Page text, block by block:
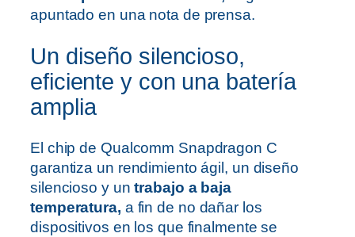
apuntado en una nota de prensa.
Un diseño silencioso,
eficiente y con una batería
amplia
El chip de Qualcomm Snapdragon C
garantiza un rendimiento ágil, un diseño
silencioso y un trabajo a baja
temperatura, a fin de no dañar los
dispositivos en los que finalmente se